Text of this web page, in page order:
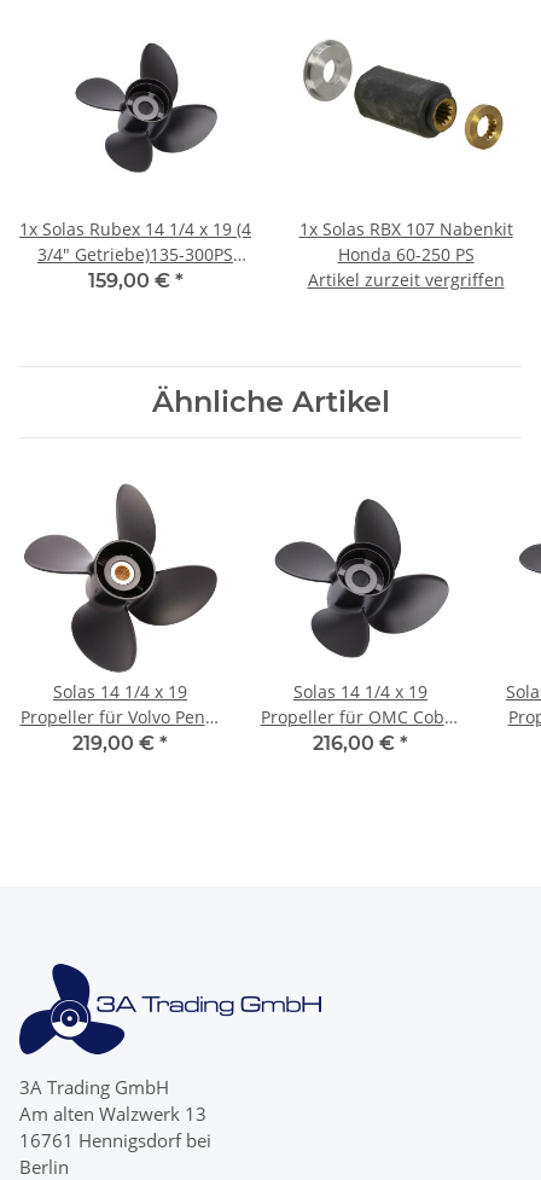
1x Solas Rubex 14 1/4 x 19 (4
3/4" Getriebe)135-300PS
Rechtsdrehend Aluminium
159,00 € *
1x Solas RBX 107 Nabenkit
Honda 60-250 PS
Artikel zurzeit vergriffen
Ähnliche Artikel
Solas 14 1/4 x 19
Propeller für Volvo Penta
AQ 280 290 4 Blatt
219,00 € *
Solas 14 1/4 x 19
Propeller für OMC Cobra
King Cobra & Model 800
216,00 € *
3A Trading GmbH
Am alten Walzwerk 13
16761 Hennigsdorf bei
Berlin